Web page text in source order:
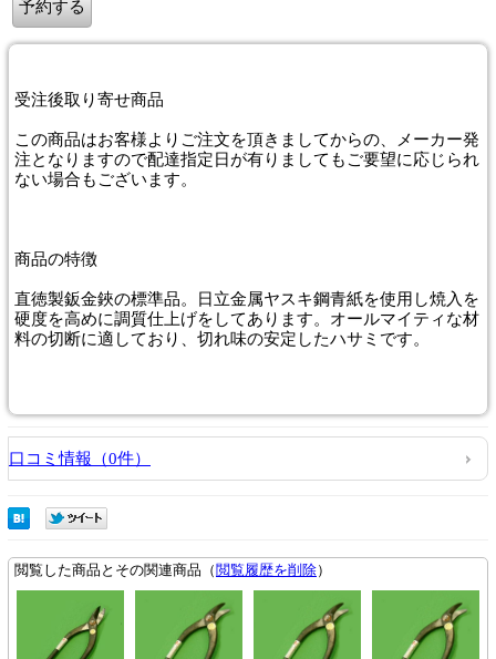
受注後取り寄せ商品
この商品はお客様よりご注文を頂きましてからの、メーカー発
注となりますので配達指定日が有りましてもご要望に応じられ
ない場合もございます。
商品の特徴
直徳製鈑金鋏の標準品。日立金属ヤスキ鋼青紙を使用し焼入を
硬度を高めに調質仕上げをしてあります。オールマイティな材
料の切断に適しており、切れ味の安定したハサミです。
口コミ情報（0件）